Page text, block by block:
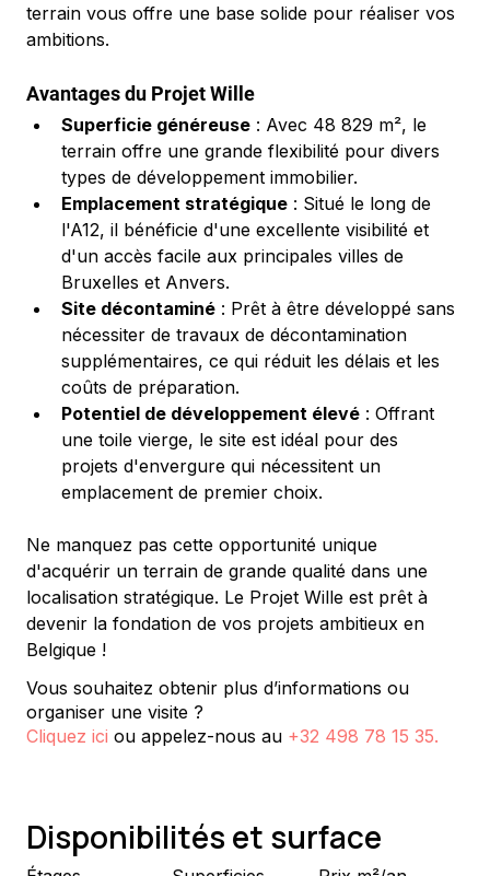
terrain vous offre une base solide pour réaliser vos
ambitions.
Avantages du Projet Wille
Superficie généreuse : Avec 48 829 m², le
terrain offre une grande flexibilité pour divers
types de développement immobilier.
Emplacement stratégique : Situé le long de
l'A12, il bénéficie d'une excellente visibilité et
d'un accès facile aux principales villes de
Bruxelles et Anvers.
Site décontaminé : Prêt à être développé sans
nécessiter de travaux de décontamination
supplémentaires, ce qui réduit les délais et les
coûts de préparation.
Potentiel de développement élevé : Offrant
une toile vierge, le site est idéal pour des
projets d'envergure qui nécessitent un
emplacement de premier choix.
Ne manquez pas cette opportunité unique
d'acquérir un terrain de grande qualité dans une
localisation stratégique. Le Projet Wille est prêt à
devenir la fondation de vos projets ambitieux en
Belgique !
Vous souhaitez obtenir plus d’informations ou
organiser une visite ?
Cliquez ici ou appelez-nous au +32 498 78 15 35.
Disponibilités et surface